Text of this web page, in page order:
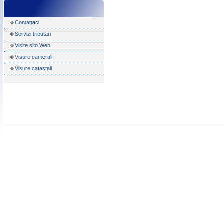
Contattaci
Servizi tributari
Visite sito Web
Visure camerali
Visure catastali